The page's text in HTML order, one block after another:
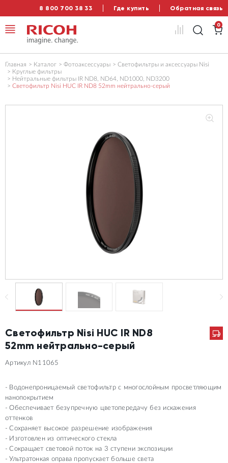
8 800 700 38 33 Где купить Обратная связь
0
Главная Каталог Фотоаксессуары
Светофильтры и аксессуары Nisi
Круглые фильтры
Нейтральные фильтры IR ND8, ND64, ND1000, ND3200
Светофильтр Nisi HUC IR ND8 52mm нейтрально-серый
Светофильтр Nisi HUC IR ND8
52mm нейтрально-серый
Артикул N11065
Водонепроницаемый светофильтр с многослойным просветляющим
нанопокрытием
Обеспечивает безупречную цветопередачу без искажения
оттенков
Сохраняет высокое разрешение изображения
Изготовлен из оптического стекла
Сокращает световой поток на 3 ступени экспозиции
Ультратонкая оправа пропускает больше света